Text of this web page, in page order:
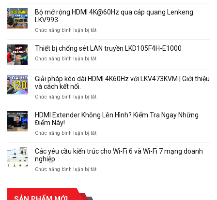
Qua
Pháp
Truyền
Qua
Mạng
Bộ mở rộng HDMI 4K@60Hz qua cáp quang Lenkeng
LKV993
Chức năng bình luận bị tắtở
mở
rộng
HDMI
qua
Lenkeng
Thiết bị chống sét LAN truyền LKD105F4H-E1000
Chức năng bình luận bị tắtở
chống
LAN
LKD105F4H-
E1000
Giải pháp kéo dài HDMI 4K60Hz với LKV473KVM | Giới thiệu
và cách kết nối.
Chức năng bình luận bị tắtở
pháp
kéo
HDMI
với
HDMI Extender Không Lên Hình? Kiểm Tra Ngay Những
Điểm Này!
Chức năng bình luận bị tắtở
Extender
Không
Hình?
Các yêu cầu kiến ​​trúc cho Wi-Fi 6 và Wi-Fi 7 mạng doanh
nghiệp
Chức năng bình luận bị tắtở